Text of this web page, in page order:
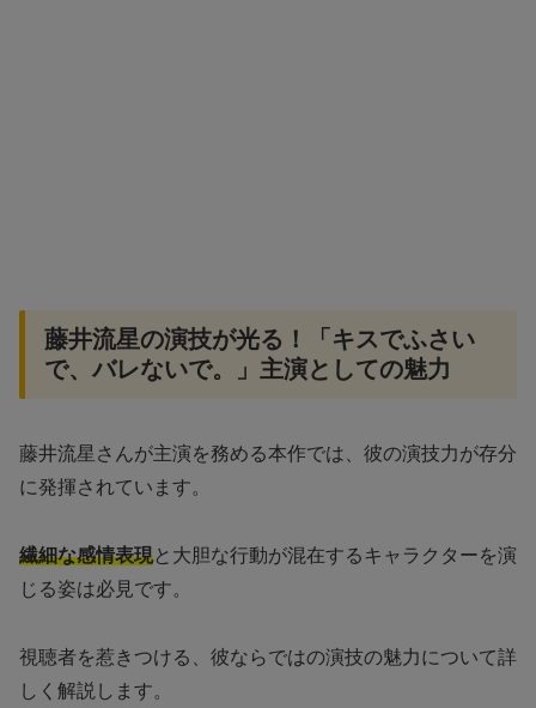
藤井流星の演技が光る！「キスでふさい
で、バレないで。」主演としての魅力
藤井流星さんが主演を務める本作では、彼の演技力が存分
に発揮されています。
繊細な感情表現と大胆な行動が混在するキャラクターを演
じる姿は必見です。
視聴者を惹きつける、彼ならではの演技の魅力について詳
しく解説します。